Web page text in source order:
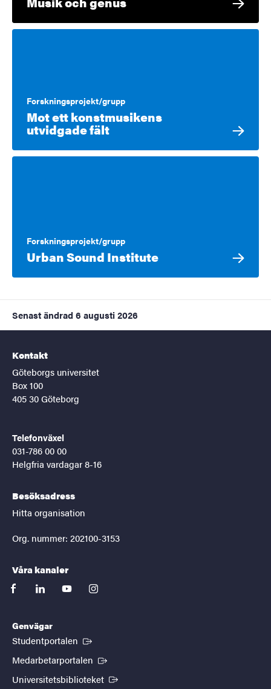
Forskningsprojekt/grupp
Mot ett konstmusikens
utvidgade fält
Forskningsprojekt/grupp
Urban Sound Institute
Senast ändrad 6 augusti 2026
Kontakt
Göteborgs universitet
Box 100
405 30 Göteborg
Telefonväxel
031-786 00 00
Helgfria vardagar 8-16
Besöksadress
Hitta organisation
Org. nummer: 202100-3153
Våra kanaler
facebooklinkedinyoutubeinstagram
Genvägar
Studentportalen (Extern länk)
Medarbetarportalen (Extern länk)
Universitetsbiblioteket (Extern länk)